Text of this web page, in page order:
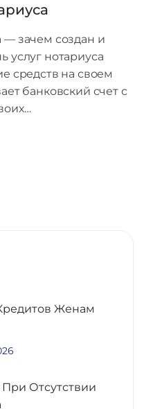
— зачем создан и
услуг нотариуса
средств на своем
банковский счет с
Женам
Отсутствии